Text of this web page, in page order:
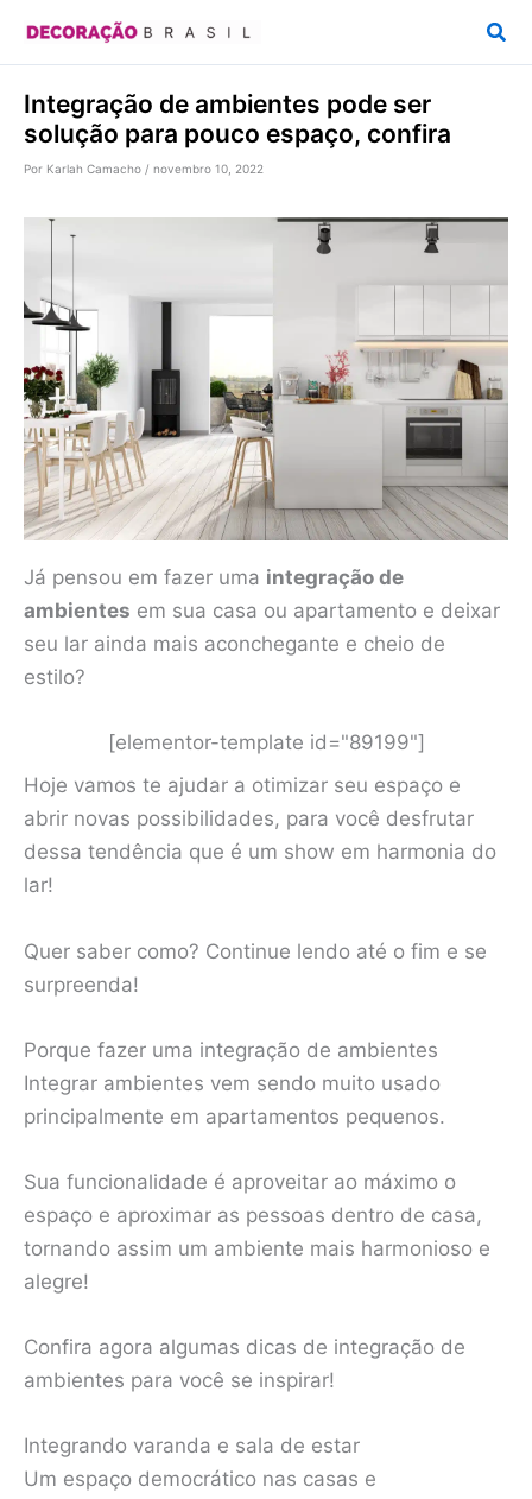
conteúdo
Integração de ambientes pode ser
solução para pouco espaço, confira
Por Karlah Camacho / novembro 10, 2022
Já pensou em fazer uma integração de
ambientes em sua casa ou apartamento e deixar
seu lar ainda mais aconchegante e cheio de
estilo?
[elementor-template id="89199"]
Hoje vamos te ajudar a otimizar seu espaço e
abrir novas possibilidades, para você desfrutar
dessa tendência que é um show em harmonia do
lar!
Quer saber como? Continue lendo até o fim e se
surpreenda!
Porque fazer uma integração de ambientes
Integrar ambientes vem sendo muito usado
principalmente em apartamentos pequenos.
Sua funcionalidade é aproveitar ao máximo o
espaço e aproximar as pessoas dentro de casa,
tornando assim um ambiente mais harmonioso e
alegre!
Confira agora algumas dicas de integração de
ambientes para você se inspirar!
Integrando varanda e sala de estar
Um espaço democrático nas casas e